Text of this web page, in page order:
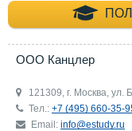
ООО Канцлер
121309, г. Москва, ул.
Тел.: +7 (495) 660-35-
Email: info@estudy.ru